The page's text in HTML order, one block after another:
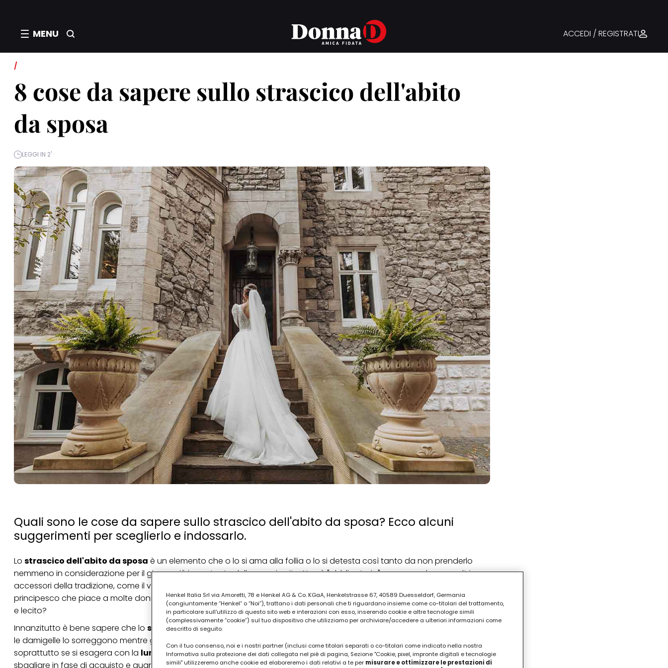
MENU ACCEDI / REGISTRATI
/
8 cose da sapere sullo strascico dell'abito
da sposa
LEGGI IN 2'
Quali sono le cose da sapere sullo strascico dell'abito da sposa? Ecco alcuni
suggerimenti per sceglierlo e indossarlo.
Lo strascico dell'abito da sposa è un elemento che o lo si ama alla follia o lo si detesta così tanto da non prenderlo
nemmeno in considerazione per il giorno più importante della propria vita. Non è "obbligatorio", come non lo sono altri
accessori della tradizione, come il velo che lo sposo solleva all'altare per baciare in fronte la sposa. Però ha uno stile
principesco che piace a molte donne.
Cosa dobbiamo sapere sullo strascico dell'abito da sposa? È tutto consentito
e lecito?
Innanzitutto è bene sapere che lo strascicogarantisce un ingresso trionfale in
le damigelle lo sorreggono mentre gli occhi di tutti sono puntati sulla sposa. La coda lunga non è facile da portare,
soprattutto se si esagera con la lunghezza. Se siamo delle amanti di questo genere, ecco le cose da sapere per non
sbagliare in fase di acquisto e quando lo si indossa:
Henkel Italia Srl via Amoretti, 78 e Henkel AG & Co. KGaA, Henkelstrasse 67, 40589 Duesseldorf, Germania
(congiuntamente “Henkel” o “Noi”), trattano i dati personali che ti riguardano insieme come co-titolari del trattamento,
in particolare sull'utilizzo di questo sito web e interazioni con esso, inserendo cookie e altre tecnologie simili
(complessivamente “cookie”) sul tuo dispositivo che utilizziamo per archiviare/accedere a ulteriori informazioni come
descritto di seguito.
Con il tuo consenso, noi e i nostri partner (inclusi come titolari separati o co-titolari come indicato nella nostra
Informativa sulla protezione dei dati collegata nel piè di pagina, Sezione "Cookie, pixel, impronte digitali e tecnologie
simili" utilizzeremo anche cookie ed elaboreremo i dati relativi a te per misurare e ottimizzare le prestazioni di